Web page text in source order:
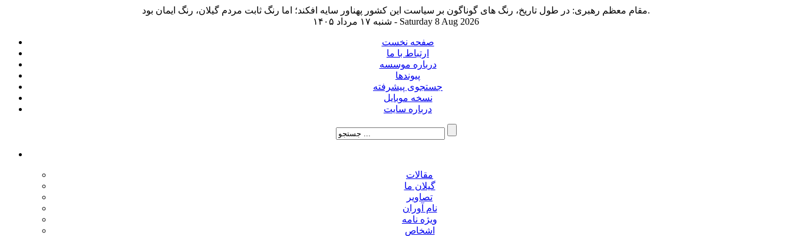
مقام معظم رهبری: در طول تاریخ، رنگ های گوناگون بر سیاست این کشور پهناور سایه افکند؛ اما رنگ ثابت مردم گیلان، رنگ ایمان بود.
شنبه ۱۷ مرداد ۱۴۰۵ - Saturday 8 Aug 2026
صفحه نخست
ارتباط با ما
درباره موسسه
پیوندها
جستجوی پیشرفته
نسخه موبایل
درباره سایت
مقالات
گیلان ما
تصاویر
نام آوران
ویژه نامه
اشخاص